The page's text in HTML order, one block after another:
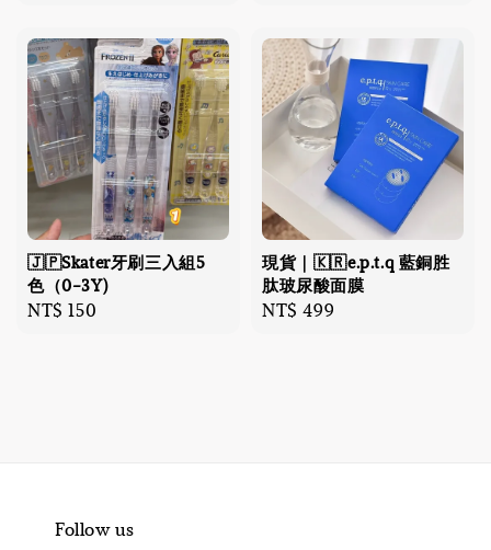
🇯🇵Skater牙刷三入組5
色（0-3Y)
Regular
NT$ 150
現貨｜🇰🇷e.p.t.q 藍銅胜
肽玻尿酸面膜
Regular
NT$ 499
Follow us